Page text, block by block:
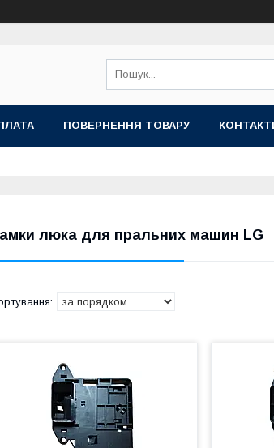
ПОВЕРНЕННЯ ТОВАРУ
люка для пральних машин LG